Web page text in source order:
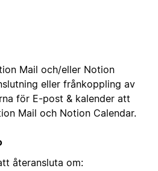
Mail och/eller Notion
eller frånkoppling av
för E-post & kalender att
Mail och Notion Calendar.
återansluta om: